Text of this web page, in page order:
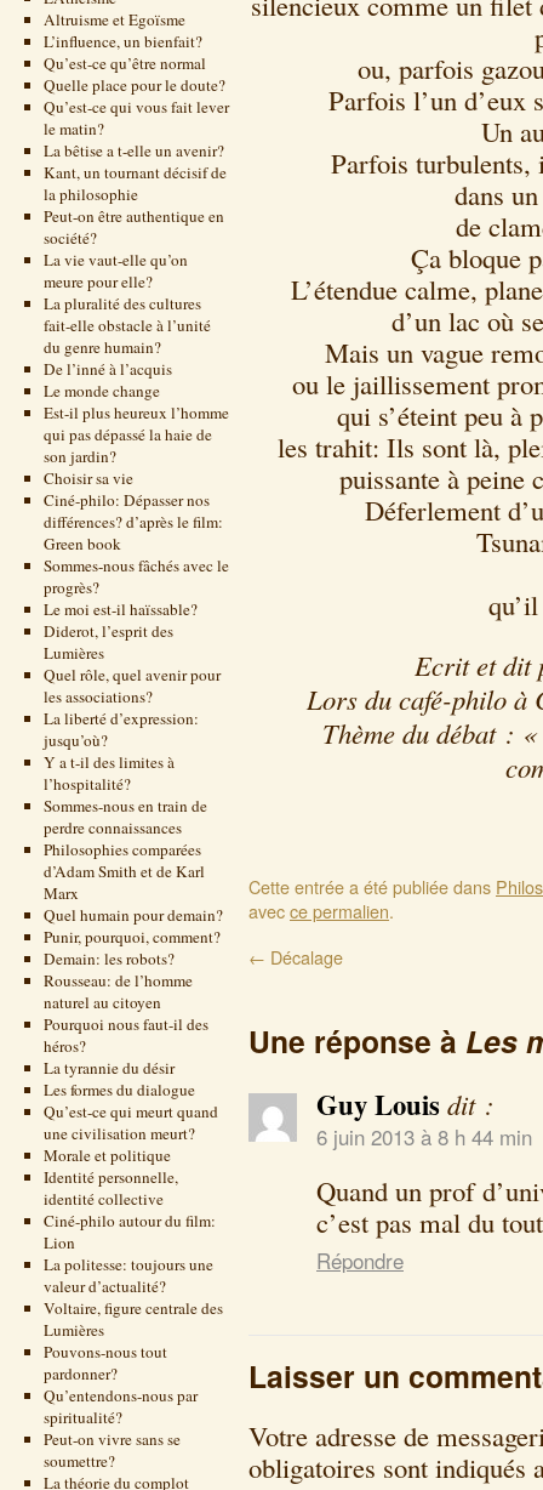
Altruisme et Egoïsme
L’influence, un bienfait?
Qu’est-ce qu’être normal
Quelle place pour le doute?
Qu’est-ce qui vous fait lever
le matin?
La bêtise a t-elle un avenir?
Kant, un tournant décisif de
la philosophie
Peut-on être authentique en
société?
La vie vaut-elle qu’on
meure pour elle?
La pluralité des cultures
fait-elle obstacle à l’unité
du genre humain?
De l’inné à l’acquis
Le monde change
Est-il plus heureux l’homme
qui pas dépassé la haie de
son jardin?
Choisir sa vie
Ciné-philo: Dépasser nos
différences? d’après le film:
Green book
Sommes-nous fâchés avec le
progrès?
Le moi est-il haïssable?
Diderot, l’esprit des
Lumières
Quel rôle, quel avenir pour
les associations?
La liberté d’expression:
jusqu’où?
Y a t-il des limites à
l’hospitalité?
Sommes-nous en train de
perdre connaissances
Philosophies comparées
d’Adam Smith et de Karl
Marx
Quel humain pour demain?
Punir, pourquoi, comment?
Demain: les robots?
Rousseau: de l’homme
naturel au citoyen
Pourquoi nous faut-il des
héros?
La tyrannie du désir
Les formes du dialogue
Qu’est-ce qui meurt quand
une civilisation meurt?
Morale et politique
Identité personnelle,
identité collective
Ciné-philo autour du film:
Lion
La politesse: toujours une
valeur d’actualité?
Voltaire, figure centrale des
Lumières
Pouvons-nous tout
pardonner?
Qu’entendons-nous par
spiritualité?
Peut-on vivre sans se
soumettre?
La théorie du complot
ou, parfois
Parfois l’un d’eux
Un
Parfois turbulents,
dans
de
Ça bloque
L’étendue calme,
d’un lac où
Mais un vague
ou le jaillissement
qui s’éteint peu à
les trahit: Ils sont là,
puissante à
Déferlement
Ecrit et dit
Lors du café-philo à
Thème du débat :
Cette entrée a été publiée dans
avecce permalien.
← Décalage
Une réponse à Les
Guy Louis dit :
6 juin 2013 à 8 h 44 min
Quand un prof
c’est pas mal du tout
Répondre
Laisser un
Votre adresse de
obligatoires sont indiqués